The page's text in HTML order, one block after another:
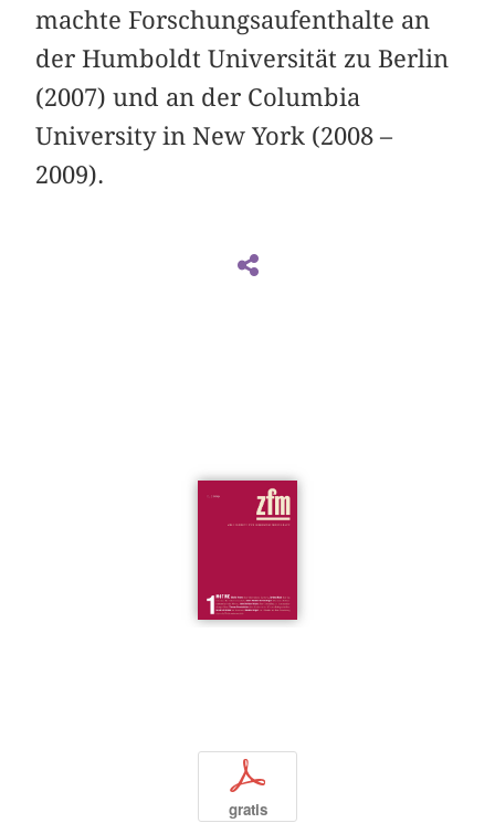
machte Forschungsaufenthalte an
der Humboldt Universität zu Berlin
(2007) und an der Columbia
University in New York (2008 –
2009).
p
gratis